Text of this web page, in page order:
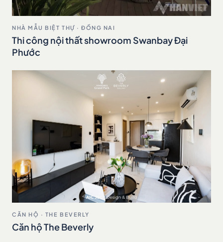
NHÀ MẪU BIỆT THỰ · ĐỒNG NAI
Thi công nội thất showroom Swanbay Đại
Phước
CĂN HỘ · THE BEVERLY
Căn hộ The Beverly